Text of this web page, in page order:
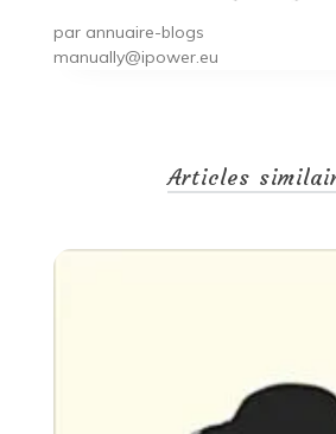
par annuaire-blogs
manually@ipower.eu
Articles